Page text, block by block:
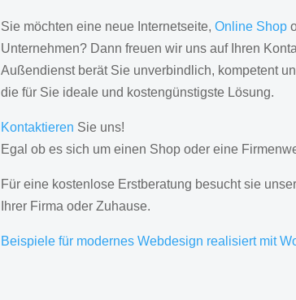
Sie möchten eine neue Internetseite, Online Shop
Unternehmen? Dann freuen wir uns auf Ihren
Außendienst berät Sie unverbindlich, kompetent
die für Sie ideale und kostengünstigste Lösung.
Kontaktieren Sie uns!
Egal ob es sich um einen Shop oder eine
Für eine kostenlose Erstberatung besucht sie
Ihrer Firma oder Zuhause.
Beispiele für modernes Webdesign realisiert mit